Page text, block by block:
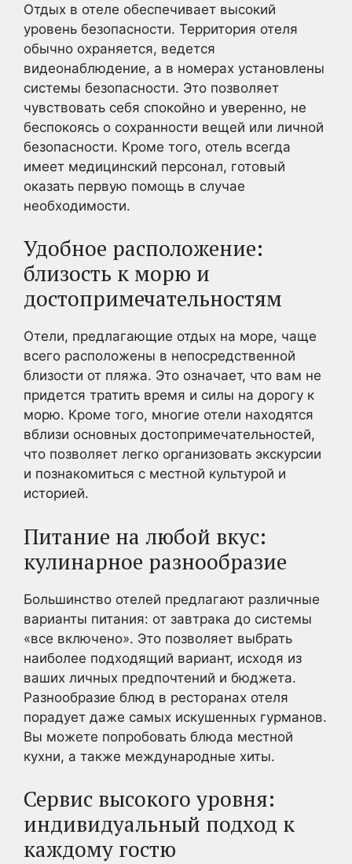
Отдых в отеле обеспечивает высокий
уровень безопасности. Территория отеля
обычно охраняется, ведется
видеонаблюдение, а в номерах установлены
системы безопасности. Это позволяет
чувствовать себя спокойно и уверенно, не
беспокоясь о сохранности вещей или личной
безопасности. Кроме того, отель всегда
имеет медицинский персонал, готовый
оказать первую помощь в случае
необходимости.
Удобное расположение:
близость к морю и
достопримечательностям
Отели, предлагающие отдых на море, чаще
всего расположены в непосредственной
близости от пляжа. Это означает, что вам не
придется тратить время и силы на дорогу к
морю. Кроме того, многие отели находятся
вблизи основных достопримечательностей,
что позволяет легко организовать экскурсии
и познакомиться с местной культурой и
историей.
Питание на любой вкус:
кулинарное разнообразие
Большинство отелей предлагают различные
варианты питания: от завтрака до системы
«все включено». Это позволяет выбрать
наиболее подходящий вариант, исходя из
ваших личных предпочтений и бюджета.
Разнообразие блюд в ресторанах отеля
порадует даже самых искушенных гурманов.
Вы можете попробовать блюда местной
кухни, а также международные хиты.
Сервис высокого уровня:
индивидуальный подход к
каждому гостю